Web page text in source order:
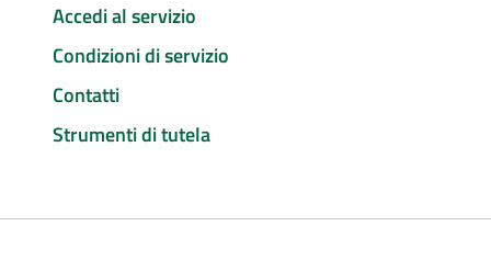
Accedi al servizio
Condizioni di servizio
Contatti
Strumenti di tutela